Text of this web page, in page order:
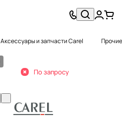
Аксессуары и запчасти Carel
По запросу